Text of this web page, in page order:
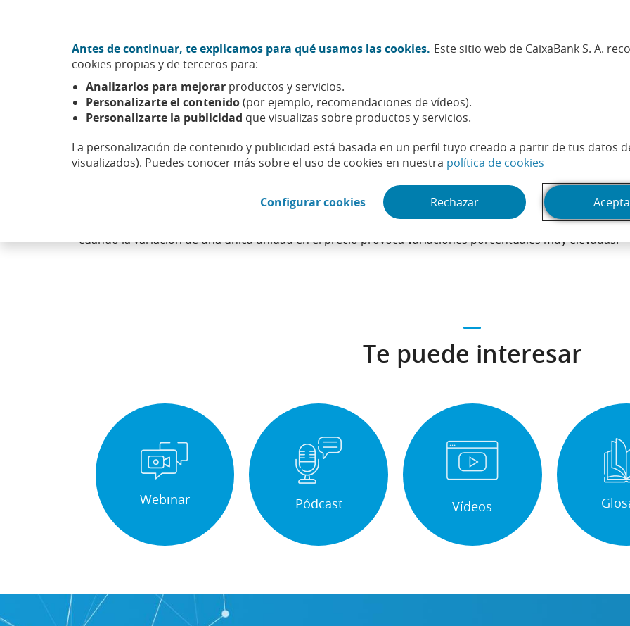
Antes de continuar, te explicamos para qué usamos las cookies. Este sitio web de CaixaBank S. A.
cookies propias y de terceros para:
Analizarlos para mejorar productos y servicios.
Personalizarte el contenido(por ejemplo, recomendaciones de vídeos).
Personalizarte la publicidad que visualizas sobre productos y servicios.
La personalización de contenido y publicidad está basada en un perfil tuyo creado a partir de tus datos
visualizados). Puedes conocer más sobre el uso de cookies en nuestra política de cookies
Configurar cookies(Abrir en ventana nueva)
Rechazar
Sobre nosotros
Contrasplit
Operación opuesta al split. En este caso se reduce el número de acciones, aumentando el valor
objetivo es dar como resultado un menor número de acciones con un valor nominal mayor. De esta
cuando la variación de una única unidad en el precio provoca variaciones porcentuales muy elevadas.
Te puede interesar
Webinar Pódcast Vídeos